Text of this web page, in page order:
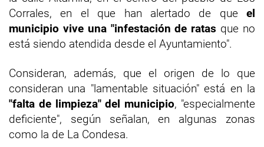
Corrales, en el que han alertado de que el
municipio vive una "infestación de ratas que no
está siendo atendida desde el Ayuntamiento".
Consideran, además, que el origen de lo que
consideran una "lamentable situación" está en la
"falta de limpieza" del municipio, "especialmente
deficiente", según señalan, en algunas zonas
como la de La Condesa.